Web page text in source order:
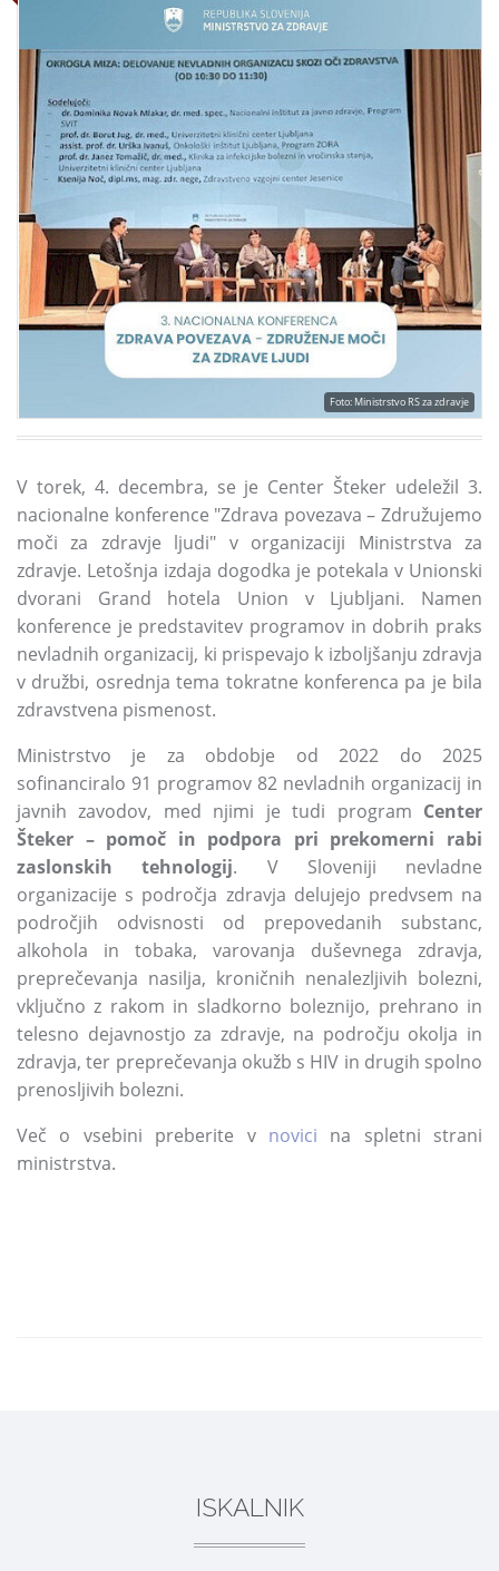
Foto: Ministrstvo RS za zdravje
V torek, 4. decembra, se je Center Šteker udeležil 3.
nacionalne konference "Zdrava povezava– Združujemo
moči za zdravje ljudi" v organizaciji Ministrstva za
zdravje. Letošnja izdaja dogodka je potekala v Unionski
dvorani Grand hotela Union v Ljubljani. Namen
konference je predstavitev programov in dobrih praks
nevladnih organizacij, ki prispevajo k izboljšanju zdravja
v družbi, osrednja tema tokratne konferenca pa je bila
zdravstvena pismenost.
Ministrstvo je za obdobje od 2022 do 2025
sofinanciralo 91 programov 82 nevladnih organizacij in
javnih zavodov, med njimi je tudi program Center
Šteker –pomoč in podpora pri prekomerni rabi
zaslonskih tehnologij. V Sloveniji nevladne
organizacije s področja zdravja delujejo predvsem na
področjih odvisnosti od prepovedanih substanc,
alkohola in tobaka, varovanja duševnega zdravja,
preprečevanja nasilja, kroničnih nenalezljivih bolezni,
vključno z rakom in sladkorno boleznijo, prehrano in
telesno dejavnostjo za zdravje, na področju okolja in
zdravja, ter preprečevanja okužb s HIV in drugih spolno
prenosljivih bolezni.
Več o vsebini preberite v novici na spletni strani
ministrstva.
ISKALNIK